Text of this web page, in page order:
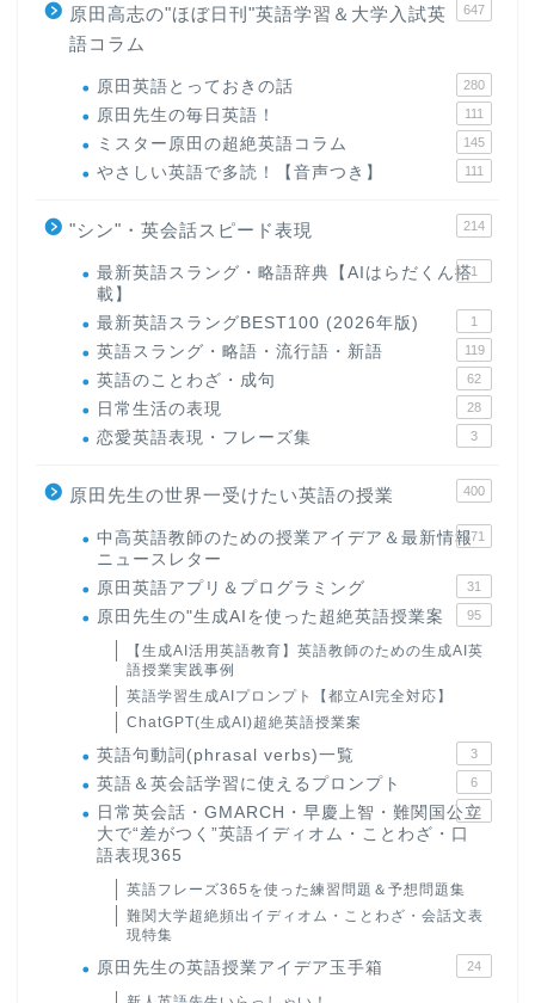
原田高志の"ほぼ日刊"英語学習＆大学入試英
語コラム
647
原田英語とっておきの話 280
原田先生の毎日英語！ 111
ミスター原田の超絶英語コラム 145
やさしい英語で多読！【音声つき】 111
"シン"・英会話スピード表現 214
最新英語スラング・略語辞典【AIはらだくん搭
載】
1
最新英語スラングBEST100 (2026年版) 1
英語スラング・略語・流行語・新語 119
英語のことわざ・成句 62
日常生活の表現 28
恋愛英語表現・フレーズ集 3
原田先生の世界一受けたい英語の授業 400
中高英語教師のための授業アイデア＆最新情報
ニュースレター
171
原田英語アプリ＆プログラミング 31
原田先生の"生成AIを使った超絶英語授業案 95
【生成AI活用英語教育】英語教師のための生成AI英
語授業実践事例
英語学習生成AIプロンプト【都立AI完全対応】
ChatGPT(生成AI)超絶英語授業案
英語句動詞(phrasal verbs)一覧 3
英語＆英会話学習に使えるプロンプト 6
日常英会話・GMARCH・早慶上智・難関国公立
大で“差がつく”英語イディオム・ことわざ・口
語表現365
22
英語フレーズ365を使った練習問題＆予想問題集
難関大学超絶頻出イディオム・ことわざ・会話文表
現特集
原田先生の英語授業アイデア玉手箱 24